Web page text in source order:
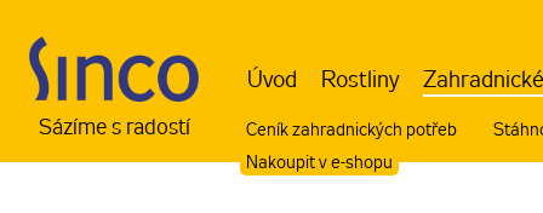
Sázíme s radostí
Úvod Rostliny
Ceník zahradnických potřeb
Nakoupit v e-shopu